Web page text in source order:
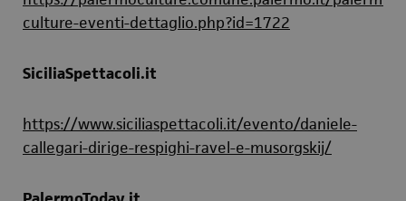
culture-eventi-dettaglio.php?id=1722
SiciliaSpettacoli.it
https://www.siciliaspettacoli.it/evento/daniele-
callegari-dirige-respighi-ravel-e-musorgskij/